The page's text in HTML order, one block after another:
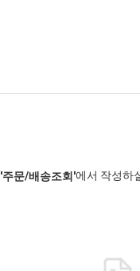
'주문/배송조회'에서 작성하